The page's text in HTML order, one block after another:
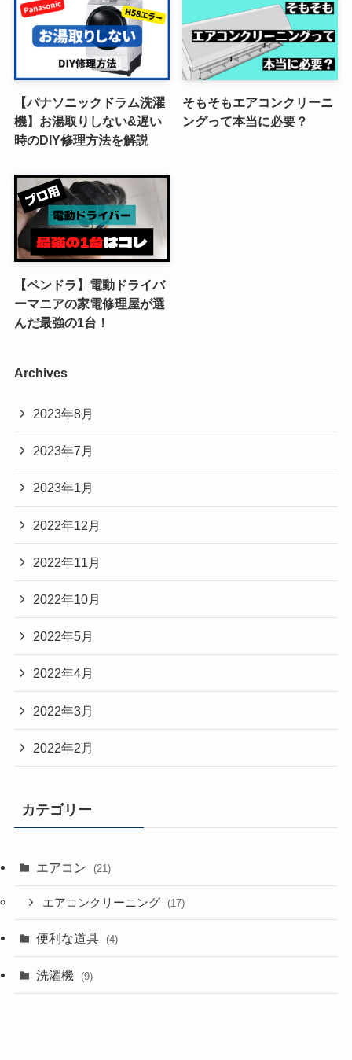
【パナソニックドラム洗濯
機】お湯取りしない&遅い
時のDIY修理方法を解説
そもそもエアコンクリーニ
ングって本当に必要？
【ペンドラ】電動ドライバ
ーマニアの家電修理屋が選
んだ最強の1台！
Archives
2023年8月
2023年7月
2023年1月
2022年12月
2022年11月
2022年10月
2022年5月
2022年4月
2022年3月
2022年2月
カテゴリー
エアコン (21)
エアコンクリーニング (17)
便利な道具 (4)
洗濯機 (9)